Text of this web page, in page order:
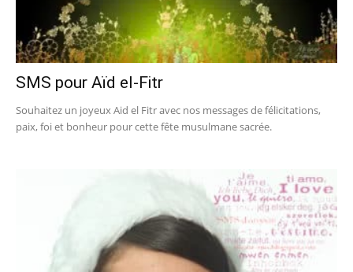
SMS pour Aïd el-Fitr
Souhaitez un joyeux Aid el Fitr avec nos messages de félicitations,
paix, foi et bonheur pour cette fête musulmane sacrée.